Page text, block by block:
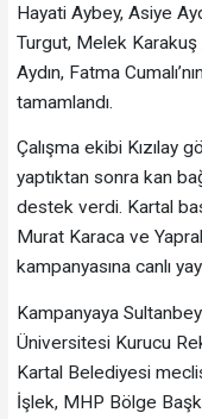
Hayati Aybey, Asiye
Turgut, Melek Karakuş
Aydın, Fatma
tamamlandı.
Çalışma ekibi Kızılay
yaptıktan sonra kan
destek verdi. Kartal
Murat Karaca ve
kampanyasına canlı
Kampanyaya
Üniversitesi Kurucu
Kartal Belediyesi
İşlek, MHP Bölge